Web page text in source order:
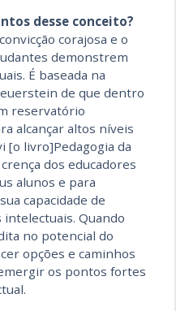
desse conceito?
corajosa e o
demonstrem
É baseada na
de que dentro
reservatório
alcançar altos níveis
[o livro]Pedagogia da
dos educadores
alunos e para
capacidade de
Quando
no potencial do
opções e caminhos
os pontos fortes